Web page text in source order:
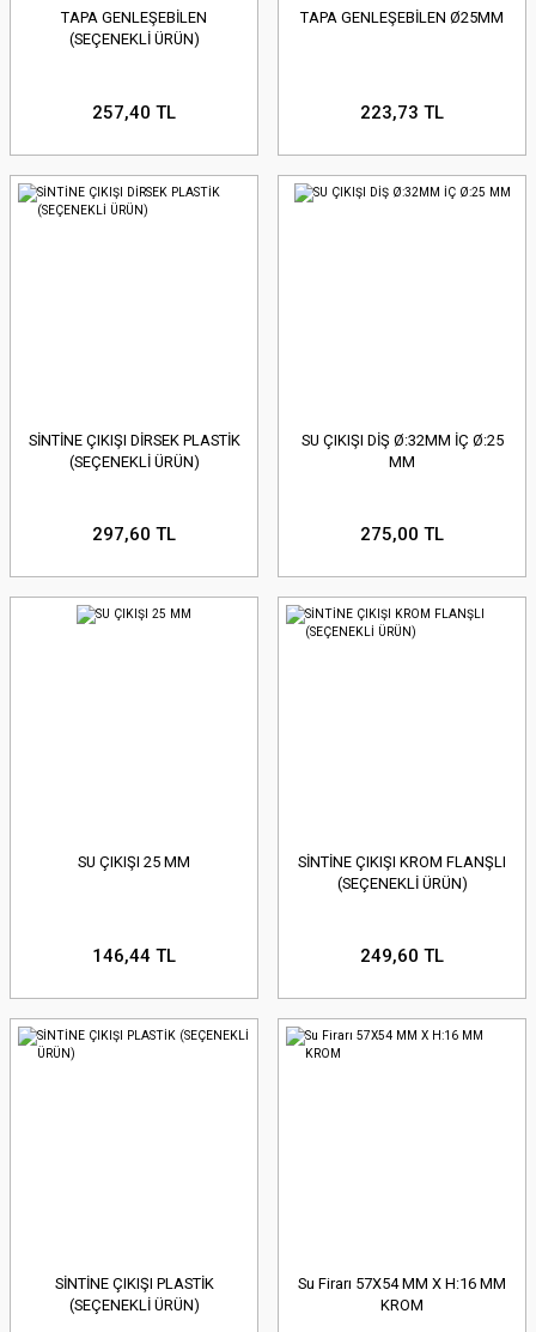
TAPA GENLEŞEBİLEN
(SEÇENEKLİ ÜRÜN)
257,40 TL
TAPA GENLEŞEBİLEN Ø25MM
223,73 TL
SİNTİNE ÇIKIŞI DİRSEK PLASTİK
(SEÇENEKLİ ÜRÜN)
297,60 TL
SU ÇIKIŞI DİŞ Ø:32MM İÇ Ø:25
MM
275,00 TL
SU ÇIKIŞI 25 MM
146,44 TL
SİNTİNE ÇIKIŞI KROM FLANŞLI
(SEÇENEKLİ ÜRÜN)
249,60 TL
SİNTİNE ÇIKIŞI PLASTİK
(SEÇENEKLİ ÜRÜN)
Su Firarı 57X54 MM X H:16 MM
KROM